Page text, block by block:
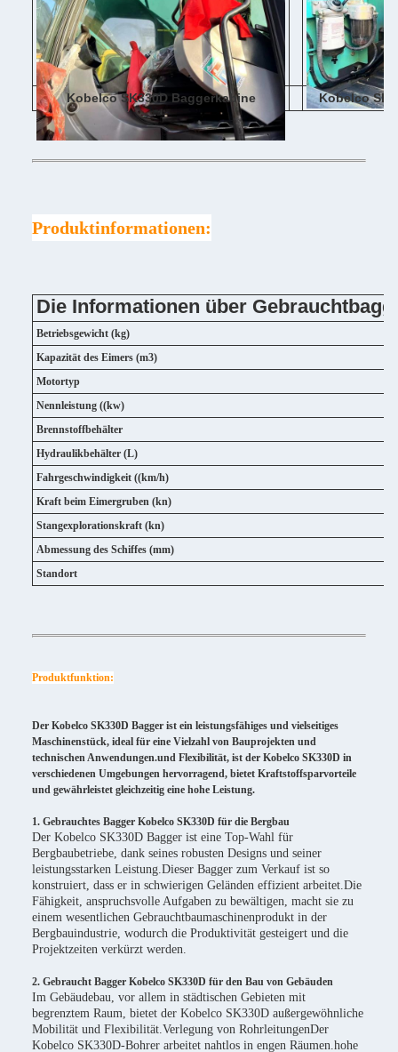
Kobelco SK330D Baggerkabine Kobelco
Produktinformationen:
Die Informationen über
Betriebsgewicht (kg)
Kapazität des Eimers (m3)
Motortyp
Nennleistung ((kw)
Brennstoffbehälter
Hydraulikbehälter (L)
Fahrgeschwindigkeit ((km/h)
Kraft beim Eimergruben (kn)
Stangexplorationskraft (kn)
Abmessung des Schiffes (mm)
Standort
Produktfunktion:
Der Kobelco SK330D Bagger ist ein leistungsfähiges und vielseitiges
Maschinenstück, ideal für eine Vielzahl von Bauprojekten und
technischen Anwendungen.und Flexibilität, ist der Kobelco SK330D in
verschiedenen Umgebungen hervorragend, bietet Kraftstoffsparvorteile
und gewährleistet gleichzeitig eine hohe Leistung.
1. Gebrauchtes Bagger Kobelco SK330D für die Bergbau
Der Kobelco SK330D Bagger ist eine Top-Wahl für
Bergbaubetriebe, dank seines robusten Designs und seiner
leistungsstarken Leistung.Dieser Bagger zum Verkauf ist so
konstruiert, dass er in schwierigen Geländen effizient arbeitet.Die
Fähigkeit, anspruchsvolle Aufgaben zu bewältigen, macht sie zu
einem wesentlichen Gebrauchtbaumaschinenprodukt in der
Bergbauindustrie, wodurch die Produktivität gesteigert und die
Projektzeiten verkürzt werden.
2. Gebraucht Bagger Kobelco SK330D für den Bau von Gebäuden
Im Gebäudebau, vor allem in städtischen Gebieten mit
begrenztem Raum, bietet der Kobelco SK330D außergewöhnliche
Mobilität und Flexibilität.Verlegung von RohrleitungenDer
Kobelco SK330D-Bohrer arbeitet nahtlos in engen Räumen.hohe